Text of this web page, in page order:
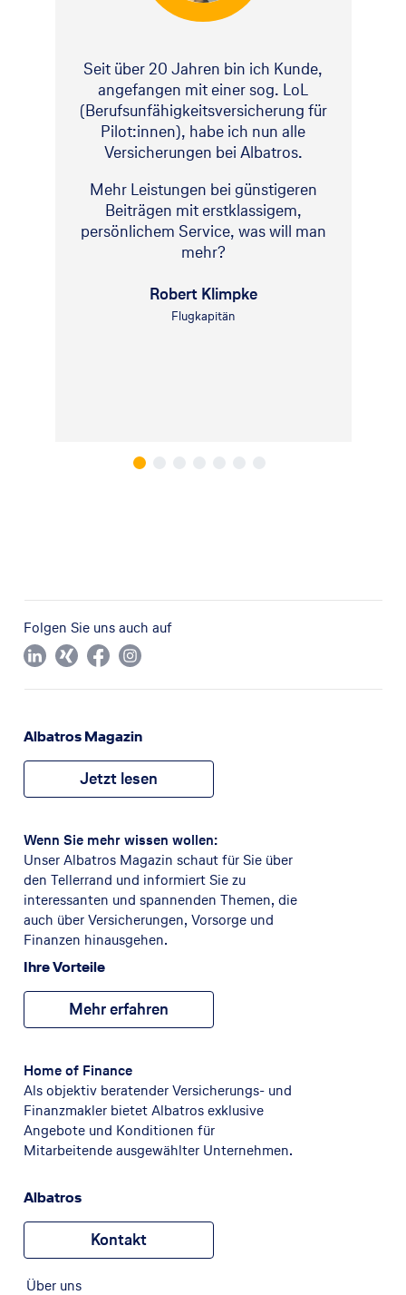
Seit über 20 Jahren bin ich Kunde,
angefangen mit einer sog. LoL
(Berufsunfähigkeitsversicherung für
Pilot:innen), habe ich nun alle
Versicherungen bei Albatros.
Mehr Leistungen bei günstigeren
Beiträgen mit erstklassigem,
persönlichem Service, was will man
mehr?
Robert Klimpke
Flugkapitän
Folgen Sie uns auch auf
Albatros Magazin
Jetzt lesen
Wenn Sie mehr wissen wollen:
Unser Albatros Magazin schaut für Sie über
den Tellerrand und informiert Sie zu
interessanten und spannenden Themen, die
auch über Versicherungen, Vorsorge und
Finanzen hinausgehen.
Ihre Vorteile
Mehr erfahren
Home of Finance
Als objektiv beratender Versicherungs- und
Finanzmakler bietet Albatros exklusive
Angebote und Konditionen für
Mitarbeitende ausgewählter Unternehmen.
Albatros
Kontakt
Über uns